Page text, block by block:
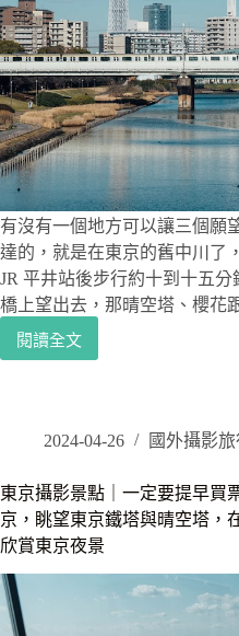
文
溝
通
零
障
礙、
每
道
料
理
都
讓
人
意
猶
未
有沒有一個地方可以讓三個願
達的，就是在東京的舊中川了
JR 平井站後步行約十到十五
橋上望出去，那晴空塔、櫻花
閱讀全文
東
景
｜
晴
空
塔
櫻
2024-04-26 國外攝影
東京攝影景點｜一定要提早買
京，眺望東京鐵塔與晴空塔，
欣賞東京夜景